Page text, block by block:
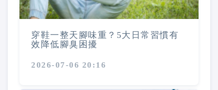
穿鞋一整天腳味重？5大日常習慣有
效降低腳臭困擾
2026-07-06 20:16